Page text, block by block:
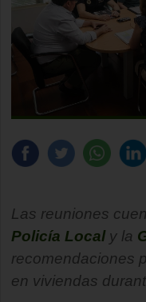
Las reuniones
Policía Localy la
recomendaciones
en viviendas